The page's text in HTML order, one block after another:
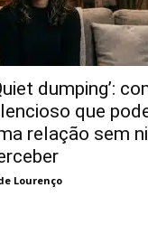
dumping’:
que
relação sem
Lourenço